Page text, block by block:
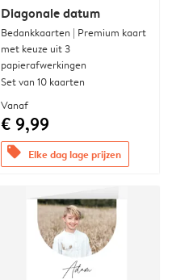
Diagonale datum
Bedankkaarten | Premium kaart
met keuze uit 3
papierafwerkingen
Set van 10 kaarten
Vanaf
€ 9,99
offers Elke dag lage prijzen